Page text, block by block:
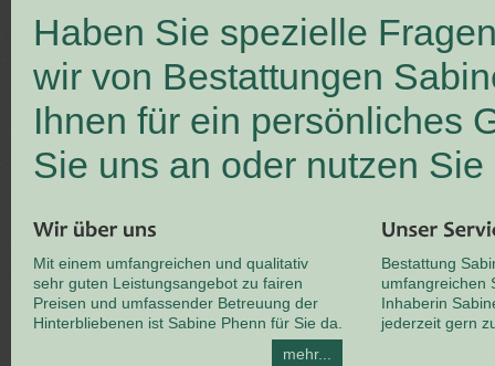
Haben Sie spezielle
wir von Bestattungen
Ihnen für ein persönliches
Sie uns an oder nutzen
Mit einem umfangreichen und qualitativ
sehr guten Leistungsangebot zu fairen
Preisen und umfassender Betreuung der
Hinterbliebenen ist Sabine Phenn für Sie da.
mehr...
Bestattung
umfangreichen
Inhaberin
jederzeit gern